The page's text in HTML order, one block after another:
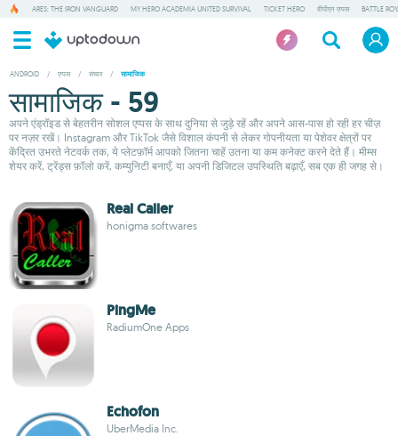
ARES: THE IRON VANGUARD MY HERO ACADEMIA UNITED SURVIVAL TICKET HERO वीपीएन एप्पस BATTLE
ANDROID / एप्पस / संचार / सामाजिक
सामाजिक - 59
अपने एंड्रॉइड से बेहतरीन सोशल एप्पस के साथ दुनिया से जुड़े रहें और अपने आस-पास हो रही हर चीज़
पर नज़र रखें। Instagram और TikTok जैसे विशाल कंपनी से लेकर गोपनीयता या पेशेवर क्षेत्रों पर
केंद्रित उभरते नेटवर्क तक, ये प्लेटफ़ॉर्म आपको जितना चाहें उतना या कम कनेक्ट करने देते हैं। मीम्स
शेयर करें, ट्रेंड्स फ़ॉलो करें, कम्युनिटी बनाएँ, या अपनी डिजिटल उपस्थिति बढ़ाएँ, सब एक ही जगह से।
Real Caller
honigma softwares
PingMe
RadiumOne Apps
Echofon
UberMedia Inc.